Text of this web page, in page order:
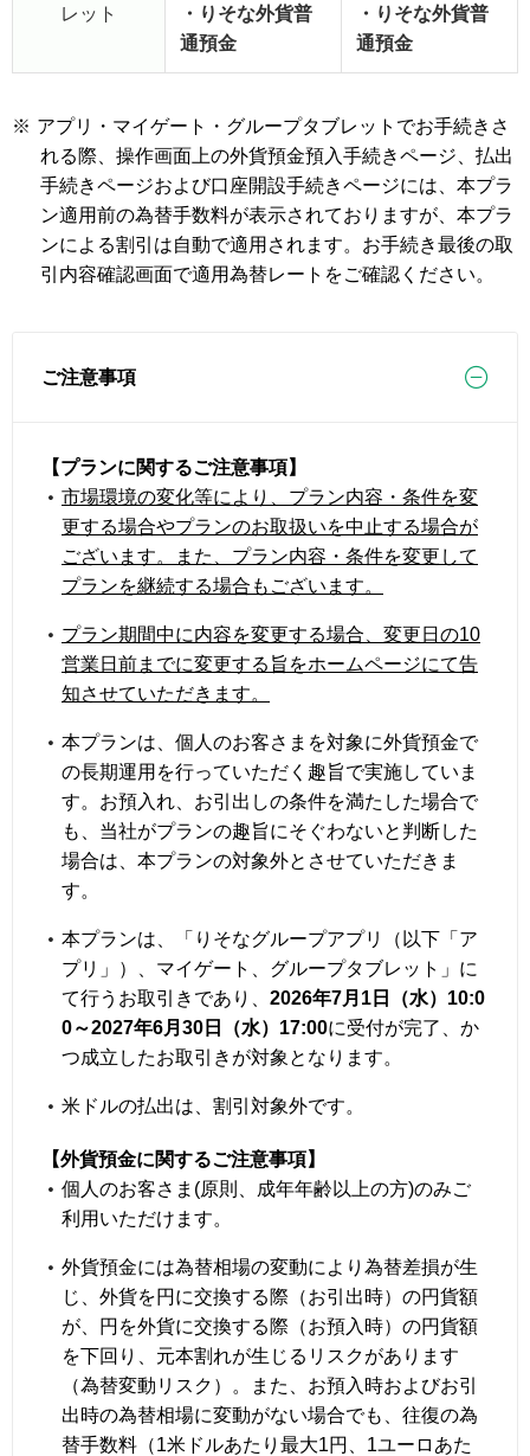
レット
・りそな外貨普
通預金
・りそな外貨普
通預金
※ アプリ・マイゲート・グループタブレットでお手続きさ
れる際、操作画面上の外貨預金預入手続きページ、払出
手続きページおよび口座開設手続きページには、本プラ
ン適用前の為替手数料が表示されておりますが、本プラ
ンによる割引は自動で適用されます。お手続き最後の取
引内容確認画面で適用為替レートをご確認ください。
ご注意事項
【プランに関するご注意事項】
市場環境の変化等により、プラン内容・条件を変
更する場合やプランのお取扱いを中止する場合が
ございます。また、プラン内容・条件を変更して
プランを継続する場合もございます。
プラン期間中に内容を変更する場合、変更日の10
営業日前までに変更する旨をホームページにて告
知させていただきます。
本プランは、個人のお客さまを対象に外貨預金で
の長期運用を行っていただく趣旨で実施していま
す。お預入れ、お引出しの条件を満たした場合で
も、当社がプランの趣旨にそぐわないと判断した
場合は、本プランの対象外とさせていただきま
す。
本プランは、「りそなグループアプリ（以下「ア
プリ」）、マイゲート、グループタブレット」に
て行うお取引きであり、 2026年7月1日（水）10:0
0～2027年6月30日（水）17:00に受付が完了、か
つ成立したお取引きが対象となります。
米ドルの払出は、割引対象外です。
【外貨預金に関するご注意事項】
個人のお客さま(原則、成年年齢以上の方)のみご
利用いただけます。
外貨預金には為替相場の変動により為替差損が生
じ、外貨を円に交換する際（お引出時）の円貨額
が、円を外貨に交換する際（お預入時）の円貨額
を下回り、元本割れが生じるリスクがあります
（為替変動リスク）。また、お預入時およびお引
出時の為替相場に変動がない場合でも、往復の為
替手数料（1米ドルあたり最大1円、1ユーロあた